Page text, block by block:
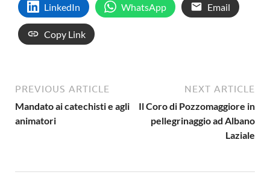
LinkedIn WhatsApp Email
Copy Link
PREVIOUS ARTICLE
Mandato ai catechisti e agli
animatori
NEXT ARTICLE
Il Coro di Pozzomaggiore in
pellegrinaggio ad Albano
Laziale